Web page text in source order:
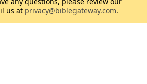
us at privacy@biblegateway.com.